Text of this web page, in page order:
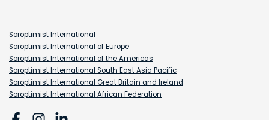
Soroptimist International
Soroptimist International of Europe
Soroptimist International of the Americas
Soroptimist International South East Asia Pacific
Soroptimist International Great Britain and Ireland
Soroptimist International African Federation